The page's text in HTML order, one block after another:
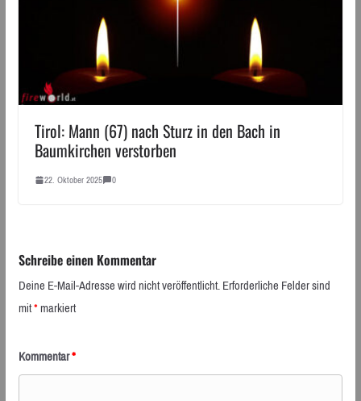
Tirol: Mann (67) nach Sturz in den Bach in
Baumkirchen verstorben
22. Oktober 2025 0
Schreibe einen Kommentar
Deine E-Mail-Adresse wird nicht veröffentlicht.Erforderliche Felder sind
mit*markiert
Kommentar*